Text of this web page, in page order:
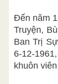
Đến năm
Truyện,
Ban Trị
6-12-
khuôn